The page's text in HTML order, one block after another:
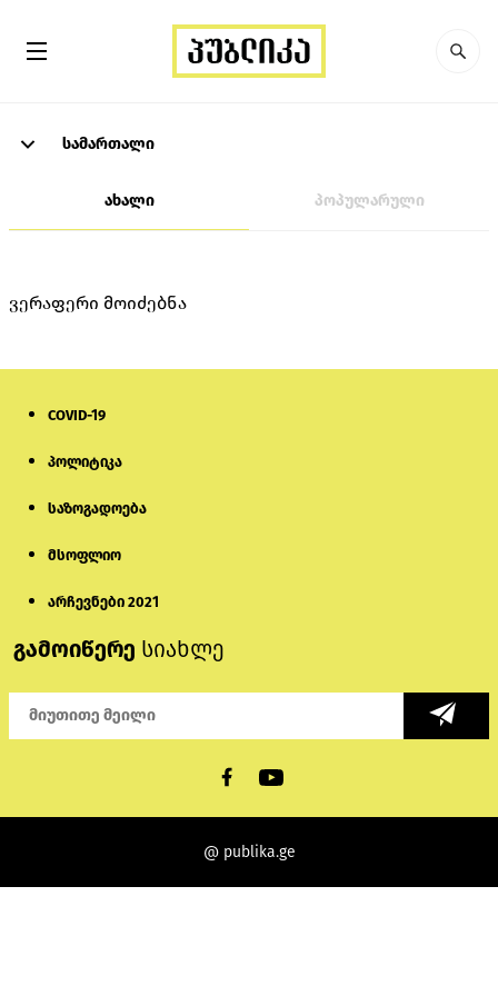
სამართალი
ახალი პოპულარული
ვერაფერი მოიძებნა
COVID-19
პოლიტიკა
საზოგადოება
მსოფლიო
არჩევნები 2021
გამოიწერე სიახლე
@ publika.ge